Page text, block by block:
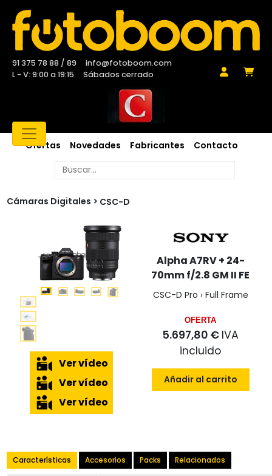
91 375 78 88 / 89
info@fotoboom.com
L - V: 9:00 a 19:15
Sábados cerrado
Ofertas Novedades Fabricantes Contacto
Cámaras Digitales CSC-D
Ver vídeo
Ver vídeo
Ver vídeo
Alpha A7RV + 24-
70mm f/2.8 GM II FE
CSC-D Pro › Full Frame
OFERTA
5.697,80 € IVA
incluido
Añadir al carrito
Características Accesorios Packs Relacionados